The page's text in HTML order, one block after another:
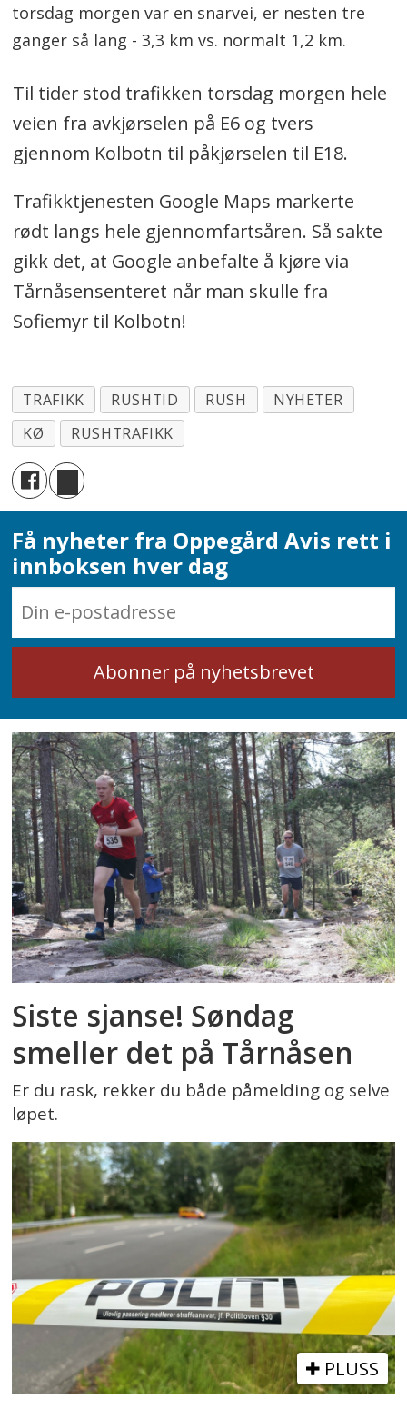
torsdag morgen var en snarvei, er nesten tre
ganger så lang - 3,3 km vs. normalt 1,2 km.
Til tider stod trafikken torsdag morgen hele
veien fra avkjørselen på E6 og tvers
gjennom Kolbotn til påkjørselen til E18.
Trafikktjenesten Google Maps markerte
rødt langs hele gjennomfartsåren. Så sakte
gikk det, at Google anbefalte å kjøre via
Tårnåsensenteret når man skulle fra
Sofiemyr til Kolbotn!
TRAFIKK RUSHTID RUSH
NYHETER
KØ
RUSHTRAFIKK
Få nyheter fra Oppegård Avis rett i
innboksen hver dag
Siste sjanse! Søndag
smeller det på Tårnåsen
Er du rask, rekker du både påmelding og selve
løpet.
PLUSS